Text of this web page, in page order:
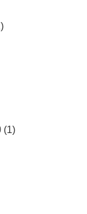
(1)